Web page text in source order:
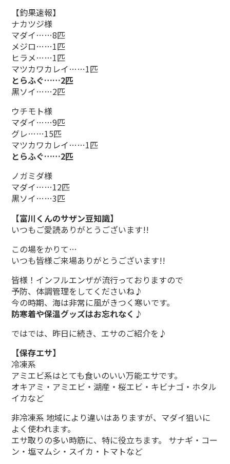
【釣果速報】
ナカツジ様
マダイ……8匹
メジロ……1匹
ヒラメ……1匹
マツカワカレイ……1匹
とらふぐ……2匹
黒ソイ……2匹
ウチモト様
マダイ……9匹
グレ……15匹
マツカワカレイ……1匹
とらふぐ……2匹
ノガミダ様
マダイ……12匹
黒ソイ……3匹
【富川くんのサザン豆知識】
いつもご愛読ありがとうございます!!
この場をかりて…
いつも皆様ご来場ありがとうございます!!
皆様！インフルエンザが流行っておりますので
予防、体調管理をしてくださいね♪
今の時期、海は非常に風がきつく寒いです。
防寒着や保温グッズはお忘れなく♪
ではでは、昨日に続き、エサのご紹介を♪
【保存エサ】
冷凍系
アミエビ系はとても食いのいい万能エサです。
オキアミ・アミエビ・湖産・桜エビ・キビナゴ・ホタル
イカなど
非冷凍系 地域により違いはありますが、マダイ狙いに
よく使われます。
エサ取りの多い時筋に、特に役立ちます。 サナギ・コー
ン・塩マムシ・スイカ・トマトなど